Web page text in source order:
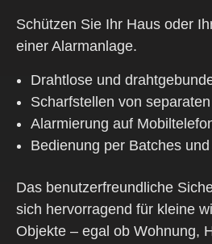
Schützen Sie Ihr Haus oder
einer Alarmanlage.
Drahtlose und
Scharfstellen von
Alarmierung auf
Bedienung per Batches und
Das benutzerfreundliche
sich hervorragend für kleine
Objekte – egal ob Wohnung,